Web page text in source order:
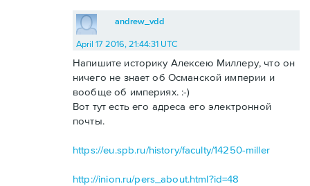
andrew_vdd
April 17 2016, 21:44:31 UTC
Напишите историку Алексею Миллеру, что он
ничего не знает об Османской империи и
вообще об империях. :-)
Вот тут есть его адреса его электронной
почты.
https://eu.spb.ru/history/faculty/14250-miller
http://inion.ru/pers_about.html?id=48